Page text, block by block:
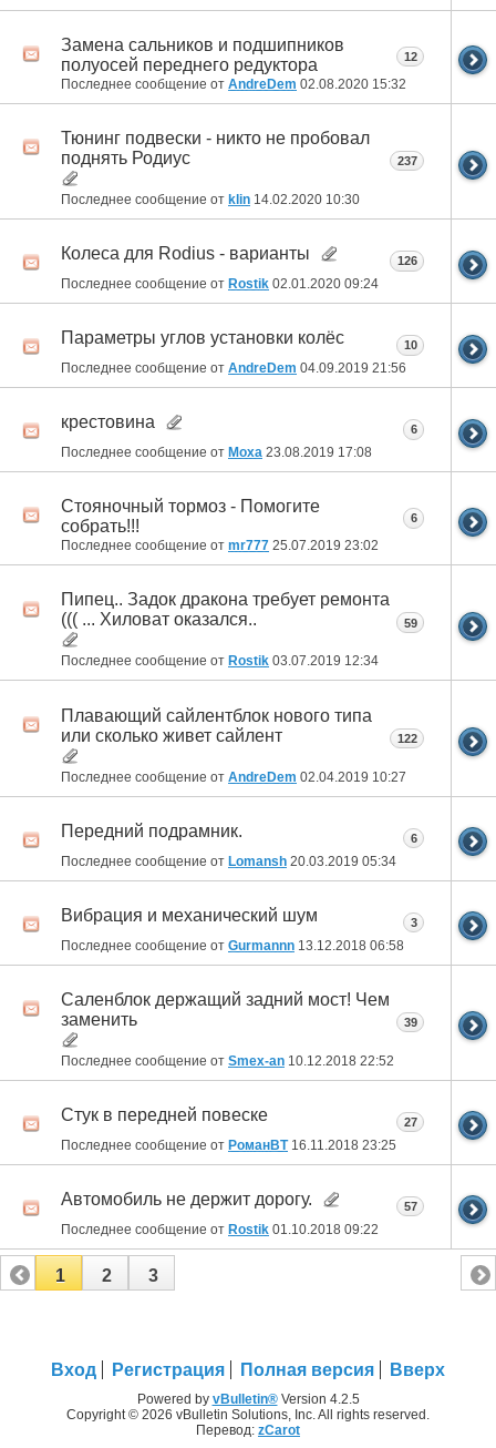
Замена сальников и подшипников
полуосей переднего редуктора
Последнее сообщение от AndreDem 02.08.2020 15:32
12
Тюнинг подвески - никто не пробовал
поднять Родиус
Последнее сообщение от klin 14.02.2020 10:30
237
Колеса для Rodius - варианты
Последнее сообщение от Rostik 02.01.2020 09:24
126
Параметры углов установки колёс
Последнее сообщение от AndreDem 04.09.2019 21:56
10
крестовина
Последнее сообщение от Moxa 23.08.2019 17:08
6
Стояночный тормоз - Помогите
собрать!!!
Последнее сообщение от mr777 25.07.2019 23:02
6
Пипец.. Задок дракона требует ремонта
((( ... Хиловат оказался..
Последнее сообщение от Rostik 03.07.2019 12:34
59
Плавающий сайлентблок нового типа
или сколько живет сайлент
Последнее сообщение от AndreDem 02.04.2019 10:27
122
Передний подрамник.
Последнее сообщение от Lomansh 20.03.2019 05:34
6
Вибрация и механический шум
Последнее сообщение от Gurmannn 13.12.2018 06:58
3
Саленблок держащий задний мост! Чем
заменить
Последнее сообщение от Smex-an 10.12.2018 22:52
39
Стук в передней повеске
Последнее сообщение от РоманВТ16.11.2018 23:25
27
Автомобиль не держит дорогу.
Последнее сообщение от Rostik 01.10.2018 09:22
57
1 2 3
Вход Регистрация Полная версия Вверх
Powered by vBulletin®Version 4.2.5
Copyright © 2026 vBulletin Solutions, Inc. All rights reserved.
Перевод: zCarot